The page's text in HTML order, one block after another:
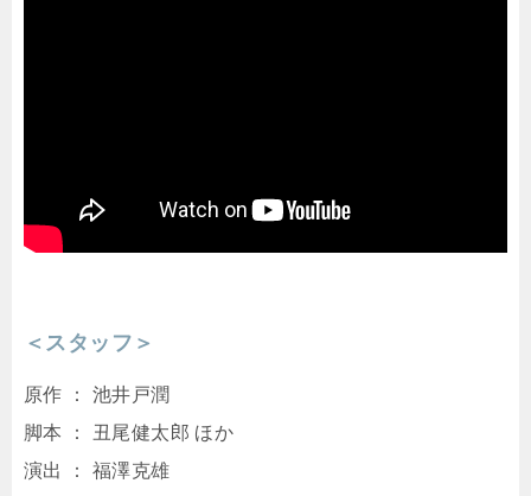
＜スタッフ＞
原作 ： 池井戸潤
脚本 ： 丑尾健太郎 ほか
演出 ： 福澤克雄